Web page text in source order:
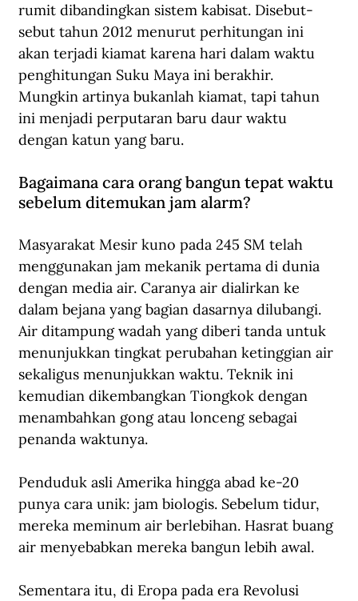
rumit dibandingkan sistem kabisat. Disebut-
sebut tahun 2012 menurut perhitungan ini
akan terjadi kiamat karena hari dalam waktu
penghitungan Suku Maya ini berakhir.
Mungkin artinya bukanlah kiamat, tapi tahun
ini menjadi perputaran baru daur waktu
dengan katun yang baru.
Bagaimana cara orang bangun tepat waktu
sebelum ditemukan jam alarm?
Masyarakat Mesir kuno pada 245 SM telah
menggunakan jam mekanik pertama di dunia
dengan media air. Caranya air dialirkan ke
dalam bejana yang bagian dasarnya dilubangi.
Air ditampung wadah yang diberi tanda untuk
menunjukkan tingkat perubahan ketinggian air
sekaligus menunjukkan waktu. Teknik ini
kemudian dikembangkan Tiongkok dengan
menambahkan gong atau lonceng sebagai
penanda waktunya.
Penduduk asli Amerika hingga abad ke-20
punya cara unik: jam biologis. Sebelum tidur,
mereka meminum air berlebihan. Hasrat buang
air menyebabkan mereka bangun lebih awal.
Sementara itu, di Eropa pada era Revolusi